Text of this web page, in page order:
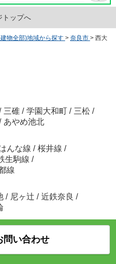
トップへ
物全部)地域から探す > 奈良市 > 西大
三碓 / 学園大和町 / 三松 /
あやめ池北
んな線 / 桜井線 /
生駒線 /
線
/ 尼ヶ辻 / 近鉄奈良 /
問い合わせ